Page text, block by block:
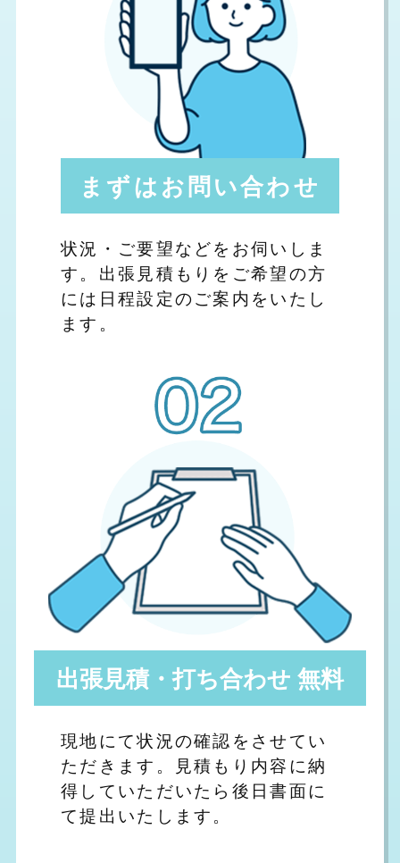
まずはお問い合わせ
状況・ご要望などをお伺いしま
す。出張見積もりをご希望の方
には日程設定のご案内をいたし
ます。
出張見積・打ち合わせ 無料
現地にて状況の確認をさせてい
ただきます。見積もり内容に納
得していただいたら後日書面に
て提出いたします。